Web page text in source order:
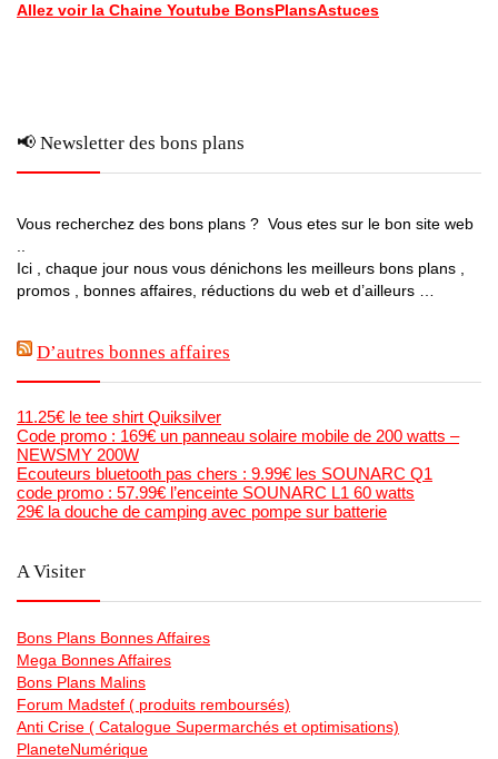
Allez voir la Chaine Youtube BonsPlansAstuces
📢 Newsletter des bons plans
Vous recherchez des bons plans ? Vous etes sur le bon site web
Ici , chaque jour nous vous dénichons les meilleurs bons plans ,
promos , bonnes affaires, réductions du web et d’ailleurs …
D’autres bonnes affaires
11.25€ le tee shirt Quiksilver
Code promo : 169€ un panneau solaire mobile de 200 watts –
NEWSMY 200W
Ecouteurs bluetooth pas chers : 9.99€ les SOUNARC Q1
code promo : 57.99€ l’enceinte SOUNARC L1 60 watts
29€ la douche de camping avec pompe sur batterie
A Visiter
Bons Plans Bonnes Affaires
Mega Bonnes Affaires
Bons Plans Malins
Forum Madstef ( produits remboursés)
Anti Crise ( Catalogue Supermarchés et optimisations)
PlaneteNumérique